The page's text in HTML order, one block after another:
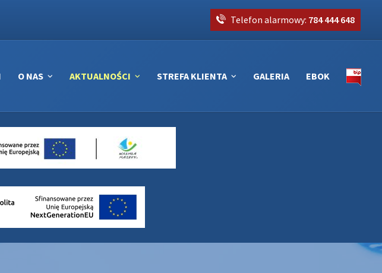
Telefon alarmowy: 784 444 648
O NAS AKTUALNOŚCI STREFA KLIENTA GALERIA EBOK